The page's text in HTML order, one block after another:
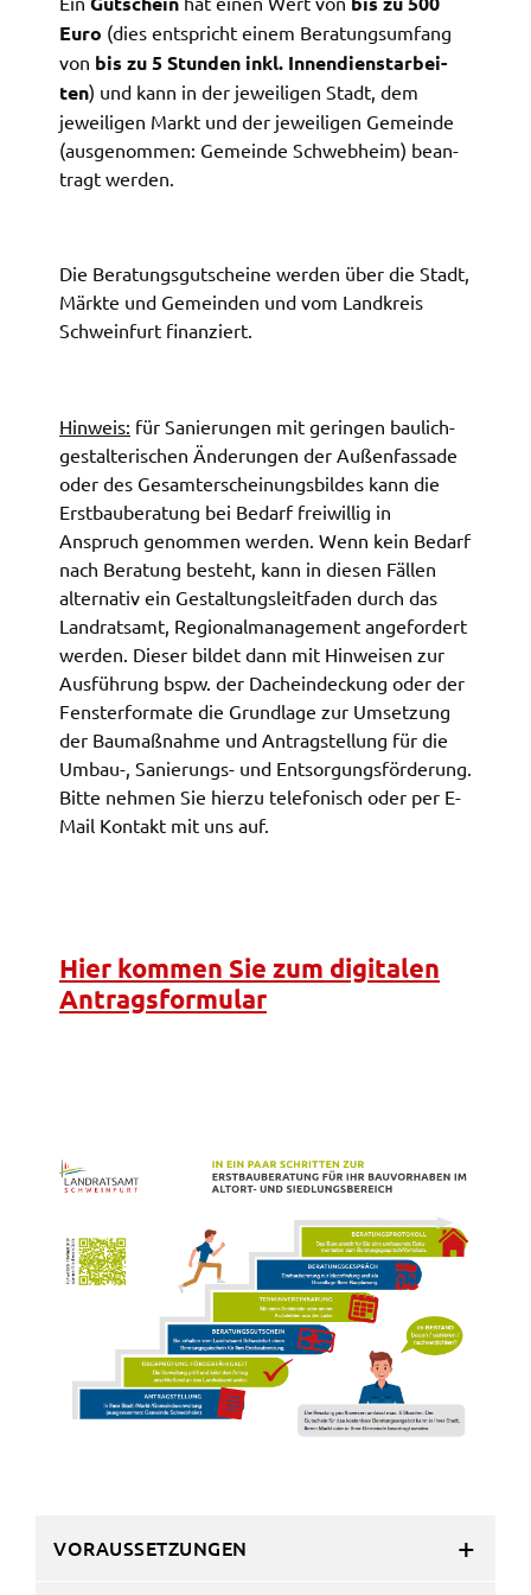
Euro (dies entspricht einem Bera­tungs­um­fang
von bis zu 5 Stun­den inkl. Innen­dienst­ar­bei­
ten) und kann in der jewei­li­gen Stadt, dem
jewei­li­gen Markt und der jewei­li­gen Gemein­de
(ausge­nom­men: Gemein­de Schweb­heim) bean­
tragt werden.
Die Bera­tungs­gut­schei­ne werden über die Stadt,
Märk­te und Gemein­den und vom Land­kreis
Schwein­furt finan­ziert.
Hinweis: für Sanie­run­gen mit gerin­gen baulich-
gestal­te­ri­schen Ände­run­gen der Außen­fas­sa­de
oder des Gesamt­er­schei­nungs­bil­des kann die
Erst­bau­be­ra­tung bei Bedarf frei­wil­lig in
Anspruch genom­men werden. Wenn kein Bedarf
nach Bera­tung besteht, kann in diesen Fällen
alter­na­tiv ein Gestal­tungs­leit­fa­den durch das
Land­rats­amt, Regio­nal­ma­nage­ment ange­for­dert
werden. Dieser bildet dann mit Hinwei­sen zur
Ausfüh­rung bspw. der Dach­ein­de­ckung oder der
Fens­ter­for­ma­te die Grund­la­ge zur Umset­zung
der Baumaß­nah­me und Antrag­stel­lung für die
Umbau-, Sanie­rungs- und Entsor­gungs­för­de­rung.
Bitte nehmen Sie hier­zu tele­fo­nisch oder per E-
Mail Kontakt mit uns auf.
Hier kommen Sie zum digi­ta­len
Antrags­for­mu­lar
VORAUSSETZUNGEN
Zweck:
Speicherung Einwilligung Datenschutzhinweise
Cookie Laufzeit:
1 Jahr
Frontend Benutzer
Anbieter:
Landratsamt Schweinfurt
Cookie Laufzeit:
Session
Barrierefreiheit
Name:
accessibility
Anbieter:
Landratsamt Schweinfurt
Zweck:
Kontrast und Schriftgröße
Cookie Laufzeit:
Session
Daten bei Aktivierung dieser Auswahlaußerhalb
des Verantwortungsbereichs des Landratsamtes
Funktionen werden angeboten durch YouTube, LLC
901 Cherry Ave. San Bruno, CA 94066 USA,
unterliegen also nicht dem Schutzbereich der
Datenschutzgrundverordnung (DSGVO).
Hierbei wird der erweiterte Datenschutzmodus
verwendet, der nach Anbieterangaben eine
Speicherung von Nutzerinformationen erst bei
Wiedergabe des/der Videos in Gang setzt. Wird die
Wiedergabe eingebetteter YouTube-Videos
gebeten. Zudem ist nach dem sog. CLOUD-Act der